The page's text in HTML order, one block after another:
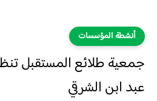
أنشطة المؤسسات
جمعية طلائع المستقبل
عبد ابن الشرقي